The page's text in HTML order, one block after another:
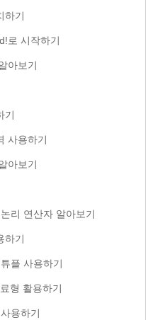
하기
로 시작하기
아보기
기
사용하기
아보기
리 연산자 알아보기
하기
플 사용하기
형 활용하기
용하기